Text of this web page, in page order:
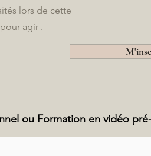
lors de cette
agir .
ou Formation en vidéo